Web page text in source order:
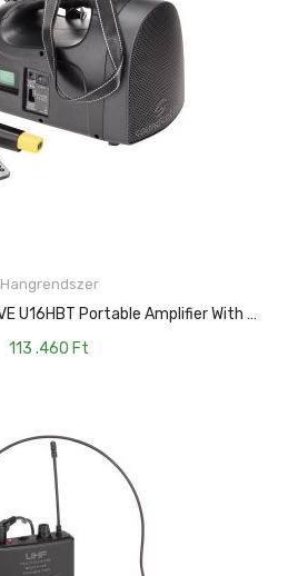
Hangrendszer
Soundsation POCKETLIVE U16HBT Portable Amplifier With UHF 16-Channel Wireless System, MP3 And Bluetooth™
113 .460 Ft
KOSÁRBA TESZEM